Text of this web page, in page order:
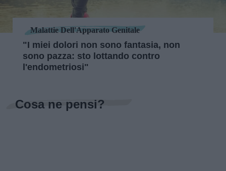
Malattie Dell'Apparato Genitale
"I miei dolori non sono fantasia, non
sono pazza: sto lottando contro
l'endometriosi"
Cosa ne pensi?